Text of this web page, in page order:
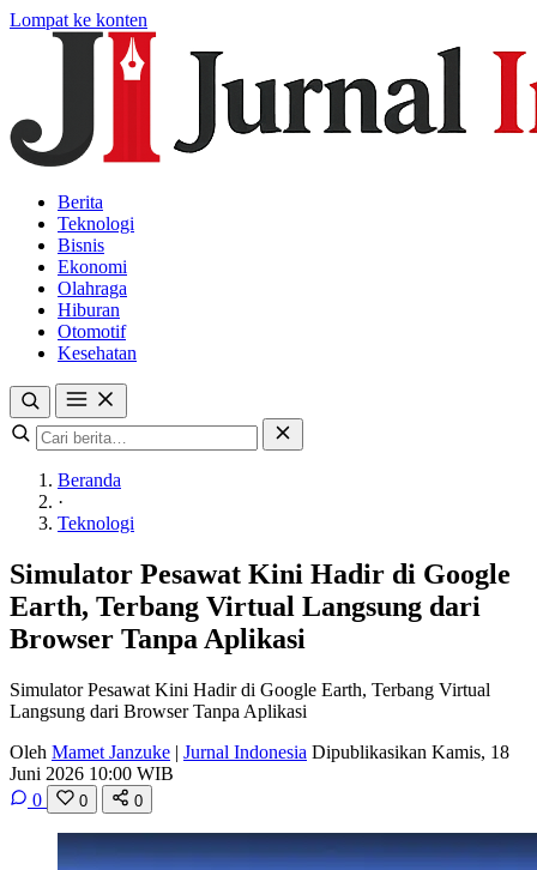
Lompat ke konten
Berita
Teknologi
Bisnis
Ekonomi
Olahraga
Hiburan
Otomotif
Kesehatan
Beranda
·
Teknologi
Simulator Pesawat Kini Hadir di Google
Earth, Terbang Virtual Langsung dari
Browser Tanpa Aplikasi
Simulator Pesawat Kini Hadir di Google Earth, Terbang Virtual
Langsung dari Browser Tanpa Aplikasi
Oleh Mamet Janzuke | Jurnal Indonesia Dipublikasikan Kamis, 18
Juni 2026 10:00 WIB
0
0 0